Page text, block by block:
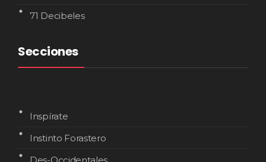
71 Decibeles
Secciones
Inspírate
Instinto Forastero